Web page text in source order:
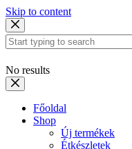
Skip to content
No results
Főoldal
Shop
Új termékek
Étkészletek